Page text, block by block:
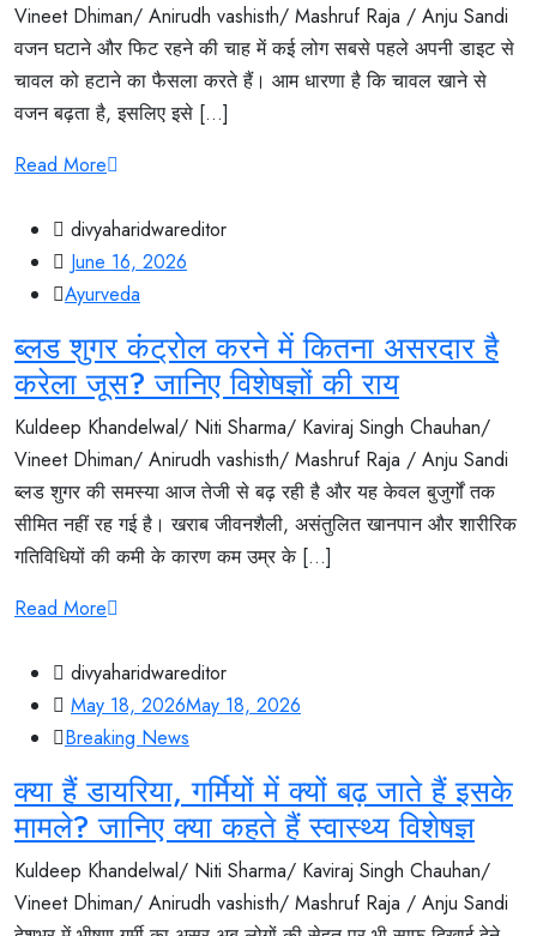
Vineet Dhiman/ Anirudh vashisth/ Mashruf Raja / Anju Sandi
वजन घटाने और फिट रहने की चाह में कई लोग सबसे पहले अपनी डाइट से
चावल को हटाने का फैसला करते हैं। आम धारणा है कि चावल खाने से
वजन बढ़ता है, इसलिए इसे [...]
Read More
divyaharidwareditor
June 16, 2026
Ayurveda
ब्लड शुगर कंट्रोल करने में कितना असरदार है
करेला जूस? जानिए विशेषज्ञों की राय
Kuldeep Khandelwal/ Niti Sharma/ Kaviraj Singh Chauhan/
Vineet Dhiman/ Anirudh vashisth/ Mashruf Raja / Anju Sandi
ब्लड शुगर की समस्या आज तेजी से बढ़ रही है और यह केवल बुजुर्गों तक
सीमित नहीं रह गई है। खराब जीवनशैली, असंतुलित खानपान और शारीरिक
गतिविधियों की कमी के कारण कम उम्र के [...]
Read More
divyaharidwareditor
May 18, 2026May 18, 2026
Breaking News
क्या हैं डायरिया, गर्मियों में क्यों बढ़ जाते हैं इसके
मामले? जानिए क्या कहते हैं स्वास्थ्य विशेषज्ञ
Kuldeep Khandelwal/ Niti Sharma/ Kaviraj Singh Chauhan/
Vineet Dhiman/ Anirudh vashisth/ Mashruf Raja / Anju Sandi